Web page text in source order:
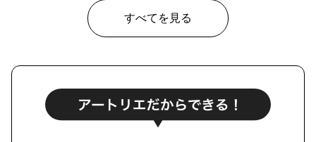
すべてを見る